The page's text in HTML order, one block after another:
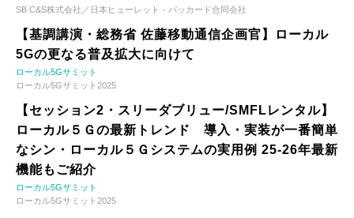
SB C&S株式会社／日本ヒューレット・パッカード合同会社
【基調講演・総務省 佐藤移動通信企画官】ローカル
5Gの更なる普及拡大に向けて
ローカル5Gサミット
ローカル5Gサミット2025
【セッション2・スリーダブリュー/SMFLレンタル】
ローカル５Ｇの最新トレンド 導入・実装が一番簡単
なシン・ローカル５Ｇシステムの実用例 25-26年最新
機能もご紹介
ローカル5Gサミット
ローカル5Gサミット2025